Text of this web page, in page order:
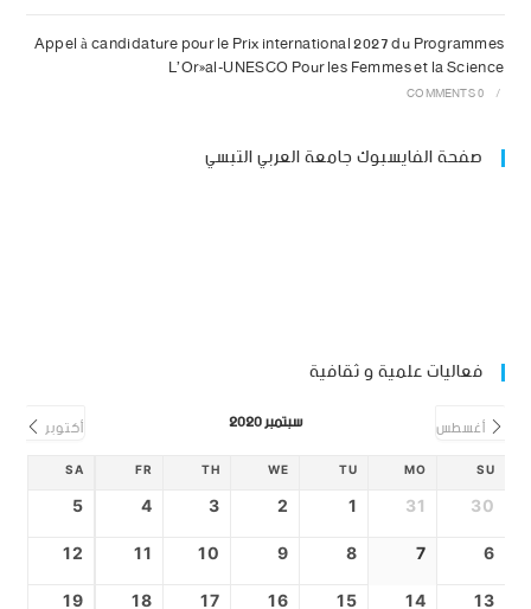
Appel à candidature pour le Prix international 2027 du Programmes
L’Oréal-UNESCO Pour les Femmes et la Science
/
0 COMMENTS
صفحة الفايسبوك جامعة العربي التبسي
فعاليات علمية و ثقافية
أغسطس سبتمبر 2020 أكتوبر
SU
MO
TU
WE
TH
FR
SA
30
31
1
2
3
4
5
6
7
8
9
10
11
12
13
14
15
16
17
18
19